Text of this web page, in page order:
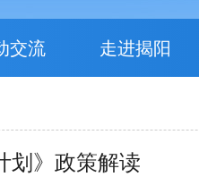
交流 走进揭阳
划》政策解读